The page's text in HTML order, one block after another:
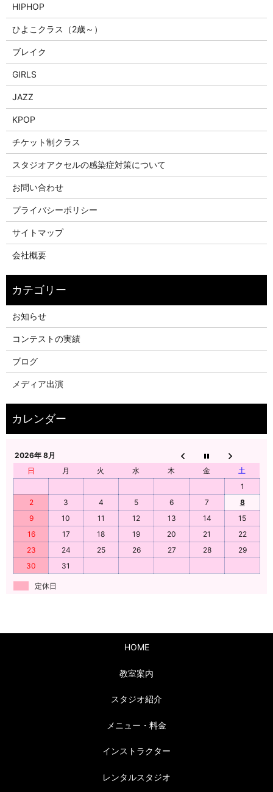
HIPHOP
ひよこクラス（2歳～）
ブレイク
GIRLS
JAZZ
KPOP
チケット制クラス
スタジオアクセルの感染症対策について
お問い合わせ
プライバシーポリシー
サイトマップ
会社概要
お知らせ
コンテストの実績
ブログ
メディア出演
2026年 8月
日
月 火 水 木 金
土
1
2
3 4 5 6 7
8
9
10 11 12 13 14
15
16
17 18 19 20 21
22
23
24 25 26 27 28
29
30
31
定休日
HOME
教室案内
スタジオ紹介
メニュー・料金
インストラクター
レンタルスタジオ